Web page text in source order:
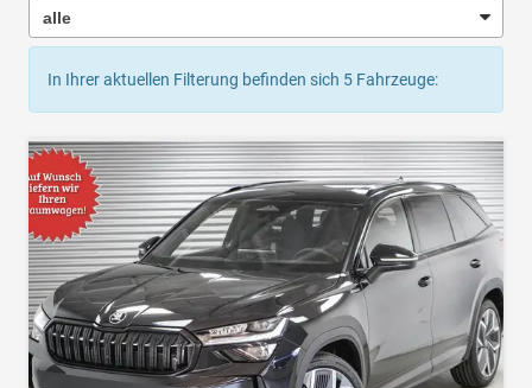
In Ihrer aktuellen Filterung befinden sich 5 Fahrzeuge: